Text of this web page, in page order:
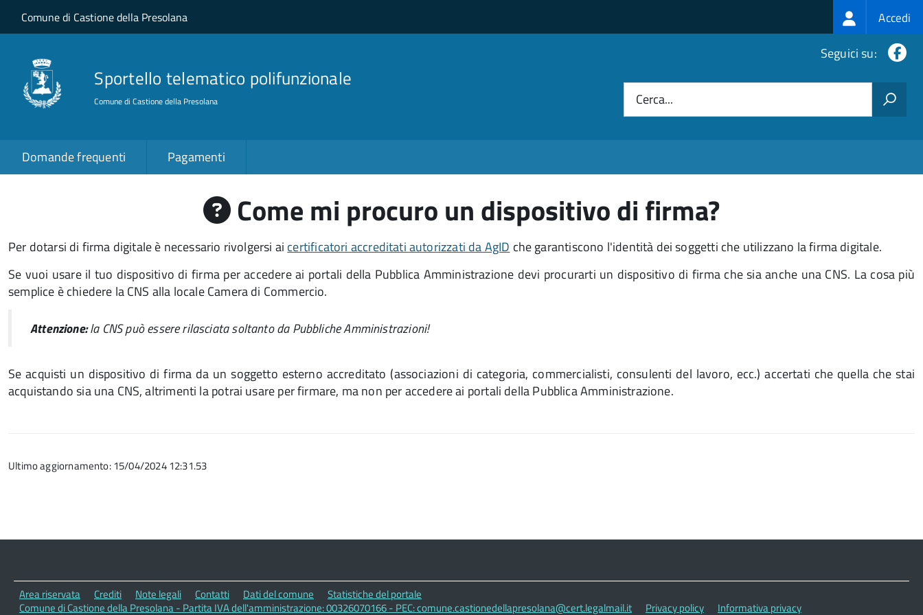
Salta al contenuto principale
Skip to site navigation
Comune di Castione della Presolana Login
menu
Accedi
Sportello telematico polifunzionale
Comune di Castione della Presolana
Seguici su:
Cerca...
Domande frequenti Pagamenti
Come mi procuro un dispositivo di firma?
Per dotarsi di firma digitale è necessario rivolgersi ai certificatori accreditati autorizzati da AgID che garantiscono l'identità dei soggetti che utilizzano la firma digitale.
Se vuoi usare il tuo dispositivo di firma per accedere ai portali della Pubblica Amministrazione devi procurarti un dispositivo di firma che sia anche una CNS. La cosa più
semplice è chiedere la CNS alla locale Camera di Commercio.
Attenzione:la CNS può essere rilasciata soltanto da Pubbliche Amministrazioni!
Se acquisti un dispositivo di firma da un soggetto esterno accreditato (associazioni di categoria, commercialisti, consulenti del lavoro, ecc.) accertati che quella che stai
acquistando sia una CNS, altrimenti la potrai usare per firmare, ma non per accedere ai portali della Pubblica Amministrazione.
Ultimo aggiornamento: 15/04/2024 12:31.53
Area riservata Crediti Note legali Contatti Dati del comune
Statistiche del portale
Comune di Castione della Presolana - Partita IVA dell'amministrazione: 00326070166 - PEC: comune.castionedellapresolana@cert.legalmail.it
Privacy policy
Informativa privacy